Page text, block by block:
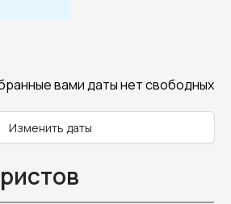
вами даты нет свободных
Изменить даты